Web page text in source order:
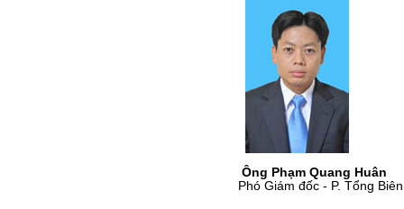
Ông Phạm Quang Huân
Phó Giám đốc - P. Tổng